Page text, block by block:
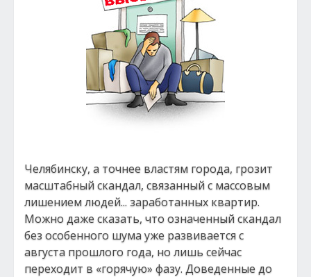
Челябинску, а точнее властям города, грозит
масштабный скандал, связанный с массовым
лишением людей... заработанных квартир.
Можно даже сказать, что означенный скандал
без особенного шума уже развивается с
августа прошлого года, но лишь сейчас
переходит в «горячую» фазу. Доведенные до